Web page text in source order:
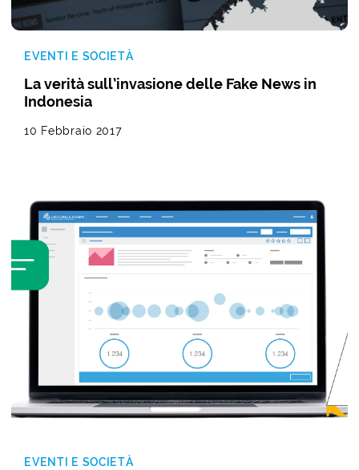
EVENTI E SOCIETÀ
La verità sull’invasione delle Fake News in
Indonesia
10 Febbraio 2017
EVENTI E SOCIETÀ